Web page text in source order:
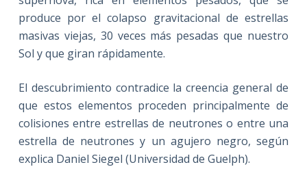
produce por el colapso gravitacional de estrellas
masivas viejas, 30 veces más pesadas que nuestro
Sol y que giran rápidamente.
El descubrimiento contradice la creencia general de
que estos elementos proceden principalmente de
colisiones entre estrellas de neutrones o entre una
estrella de neutrones y un agujero negro, según
explica Daniel Siegel (Universidad de Guelph).